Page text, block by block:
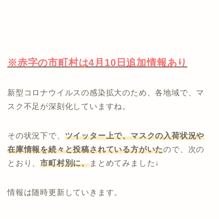
※赤字の市町村は4月10日追加情報あり
新型コロナウイルスの感染拡大のため、各地域で、マ
スク不足が深刻化していますね。
その状況下で、 ツイッター上で、マスクの入荷状況や
在庫情報を続々と投稿されている方がいたので、次の
とおり、市町村別に、まとめてみました↓
情報は随時更新していきます。